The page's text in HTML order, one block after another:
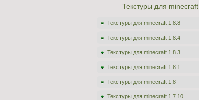
Текстуры для minecraft
Текстуры для minecraft 1.8.8
Текстуры для minecraft 1.8.4
Текстуры для minecraft 1.8.3
Текстуры для minecraft 1.8.1
Текстуры для minecraft 1.8
Текстуры для minecraft 1.7.10